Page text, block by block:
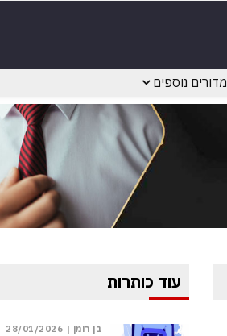
מדורים נוספים
עוד כותרות
בן רומן | 28/01/2026